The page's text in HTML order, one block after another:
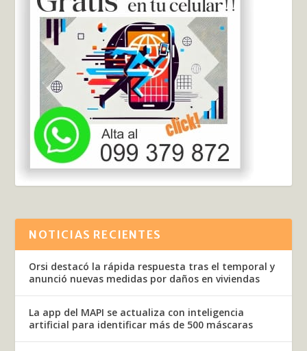
NOTICIAS RECIENTES
Orsi destacó la rápida respuesta tras el temporal y
anunció nuevas medidas por daños en viviendas
La app del MAPI se actualiza con inteligencia
artificial para identificar más de 500 máscaras